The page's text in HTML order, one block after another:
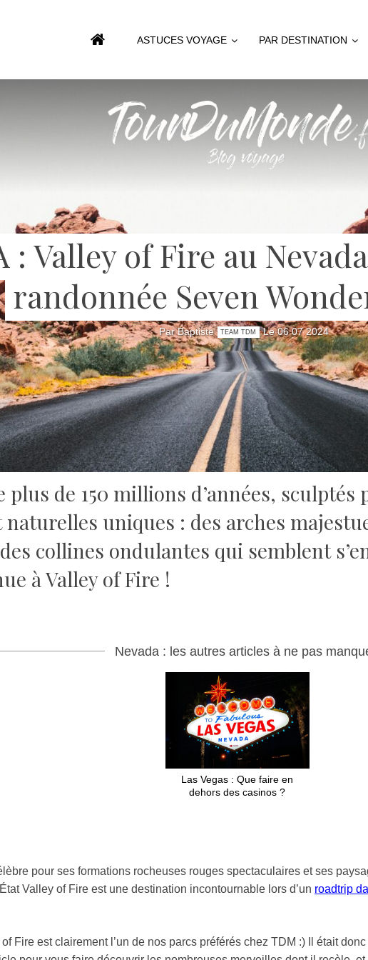
ASTUCES VOYAGE PAR DESTINATION
: Valley of Fire au
randonnée Seven
Par Baptiste TEAM TDM Le 06 07 2024
plus de 150 millions d’années,
uniques : des arches
collines ondulantes qui semblent
à Valley of Fire !
Nevada : les autres articles à ne pas
Las Vegas : Que faire en
dehors des casinos ?
pour ses formations rocheuses rouges spectaculaires et ses
Valley of Fire est une destination incontournable lors d’un roadtrip
Fire est clairement l’un de nos parcs préférés chez TDM :) Il était donc